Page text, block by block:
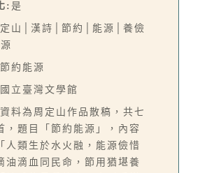
:是
山│漢詩│節約│能源│養儉
節約能源
國立臺灣文學館
料為周定山作品散稿，共七
，題目「節約能源」，內容
人類生於水火融，能源儉惜
油滴血同民命，節用猶堪養